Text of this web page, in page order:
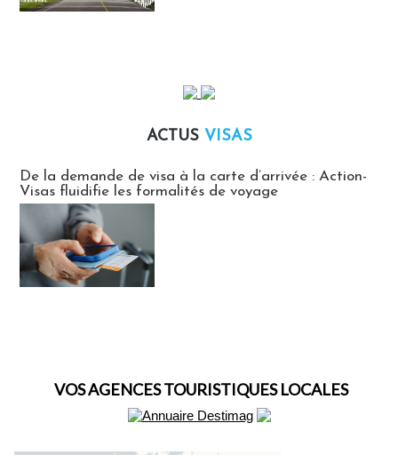
ACTUS VISAS
De la demande de visa à la carte d’arrivée : Action-
Visas fluidifie les formalités de voyage
VOS AGENCES TOURISTIQUES LOCALES